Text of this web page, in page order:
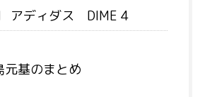
アディダス DIME 4
元基のまとめ